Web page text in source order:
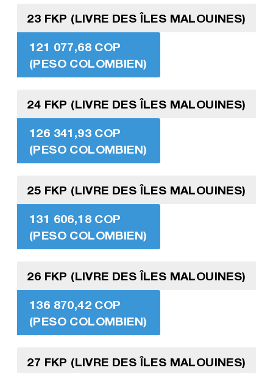
23 FKP (LIVRE DES ÎLES MALOUINES)
121 077,68 COP
(PESO COLOMBIEN)
24 FKP (LIVRE DES ÎLES MALOUINES)
126 341,93 COP
(PESO COLOMBIEN)
25 FKP (LIVRE DES ÎLES MALOUINES)
131 606,18 COP
(PESO COLOMBIEN)
26 FKP (LIVRE DES ÎLES MALOUINES)
136 870,42 COP
(PESO COLOMBIEN)
27 FKP (LIVRE DES ÎLES MALOUINES)